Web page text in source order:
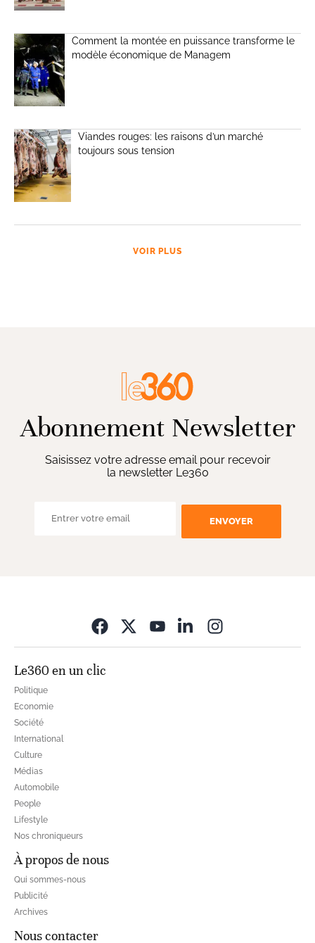
Comment la montée en puissance transforme le
modèle économique de Managem
Viandes rouges: les raisons d’un marché
toujours sous tension
VOIR PLUS
Abonnement Newsletter
Saisissez votre adresse email pour recevoir
la newsletter Le360
ENVOYER
Le360 en un clic
Politique
Economie
Société
International
Culture
Médias
Automobile
People
Lifestyle
Nos chroniqueurs
À propos de nous
Qui sommes-nous
Publicité
Archives
Nous contacter